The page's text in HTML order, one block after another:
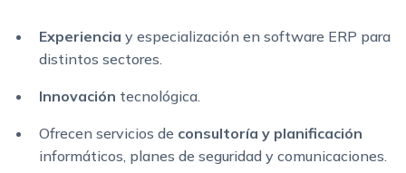
Experiencia y especialización en software ERP para
distintos sectores.
Innovación tecnológica.
Ofrecen servicios de consultoría y planificación
informáticos, planes de seguridad y comunicaciones.